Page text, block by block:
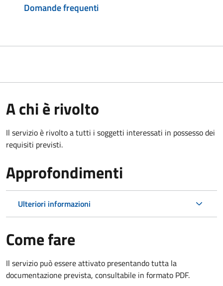
Domande frequenti
A chi è rivolto
Il servizio è rivolto a tutti i soggetti interessati in possesso dei
requisiti previsti.
Approfondimenti
Ulteriori informazioni
Come fare
Il servizio può essere attivato presentando tutta la
documentazione prevista, consultabile in formato PDF.